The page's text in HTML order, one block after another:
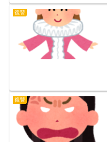
復讐
復讐